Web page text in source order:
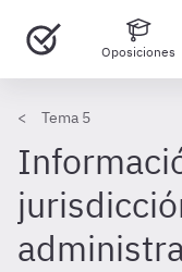
Oposiciones
Tema 5